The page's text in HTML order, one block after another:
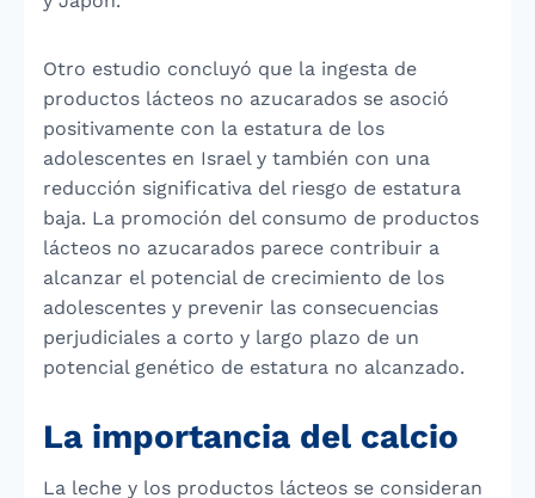
Otro estudio concluyó que la ingesta de
productos lácteos no azucarados se asoció
positivamente con la estatura de los
adolescentes en Israel y también con una
reducción significativa del riesgo de estatura
baja. La promoción del consumo de productos
lácteos no azucarados parece contribuir a
alcanzar el potencial de crecimiento de los
adolescentes y prevenir las consecuencias
perjudiciales a corto y largo plazo de un
potencial genético de estatura no alcanzado.
La importancia del calcio
La leche y los productos lácteos se consideran